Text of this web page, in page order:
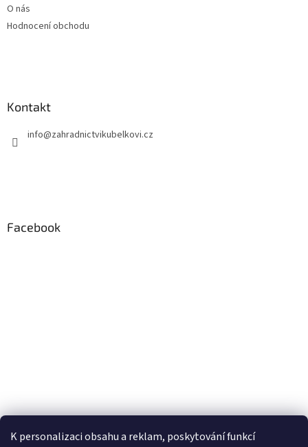
K personalizaci obsahu a reklam, poskytování funkcí
O nás
Hodnocení obchodu
Kontakt
info@zahradnictvikubelkovi.cz
Facebook